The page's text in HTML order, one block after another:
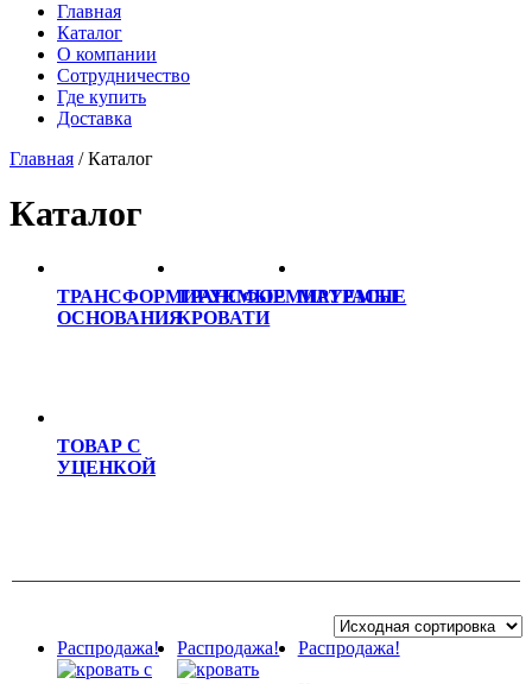
Главная
Каталог
О компании
Сотрудничество
Где купить
Доставка
Главная / Каталог
Каталог
ТРАНСФОРМИРУЕМЫЕ
ОСНОВАНИЯ
ТРАНСФОРМИРУЕМЫЕ
КРОВАТИ
МАТРАСЫ
ТОВАР С
УЦЕНКОЙ
Распродажа! Распродажа! Распродажа!